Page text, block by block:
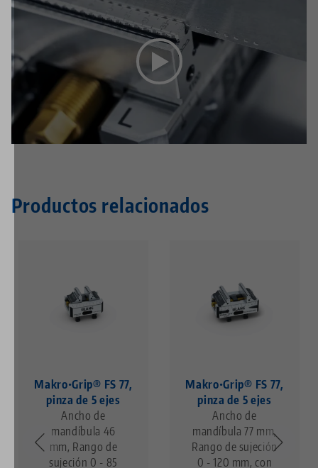
Este vídeo está alojado en YouTube. Para ver el vídeo,
acepte las cookies multimedia en el
privacidad
Productos relacionados
Makro•Grip® FS 77,
pinza de 5 ejes
Ancho de
mandíbula 46
mm, Rango de
sujeción 0 - 85
Makro•Grip® FS 77,
pinza de 5 ejes
Ancho de
mandíbula 77 mm,
Rango de sujeción
0 - 120 mm, con